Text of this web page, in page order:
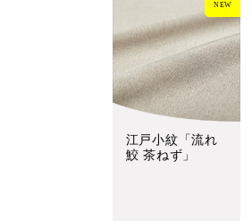
江戸小紋「流れ
鮫 茶ねず」
NEW